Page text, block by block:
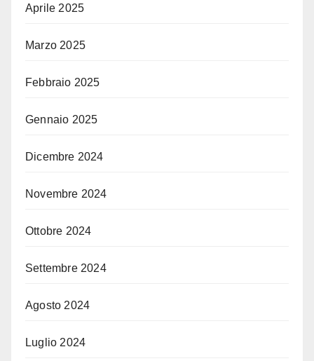
Aprile 2025
Marzo 2025
Febbraio 2025
Gennaio 2025
Dicembre 2024
Novembre 2024
Ottobre 2024
Settembre 2024
Agosto 2024
Luglio 2024